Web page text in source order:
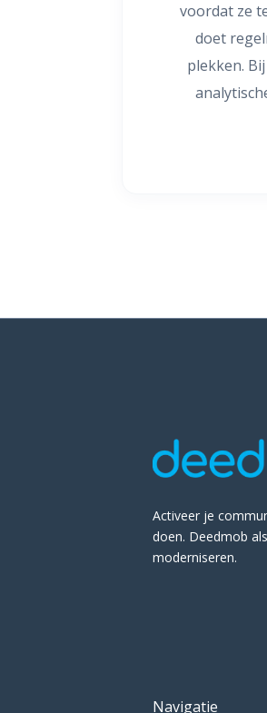
voordat ze
doet
plekken.
Activeer je
doen. Deedmob
moderniseren.
Navigatie